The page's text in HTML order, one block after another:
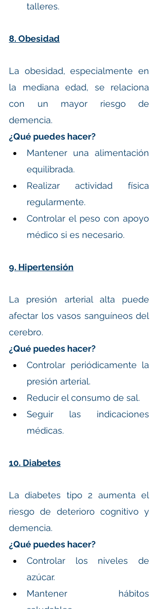
talleres.
8. Obesidad
La obesidad, especialmente en
la mediana edad, se relaciona
con un mayor riesgo de
demencia.
¿Qué puedes hacer?
Mantener una alimentación
equilibrada.
Realizar actividad física
regularmente.
Controlar el peso con apoyo
médico si es necesario.
9. Hipertensión
La presión arterial alta puede
afectar los vasos sanguíneos del
cerebro.
¿Qué puedes hacer?
Controlar periódicamente la
presión arterial.
Reducir el consumo de sal.
Seguir las indicaciones
médicas.
10. Diabetes
La diabetes tipo 2 aumenta el
riesgo de deterioro cognitivo y
demencia.
¿Qué puedes hacer?
Controlar los niveles de
azúcar.
Mantener hábitos